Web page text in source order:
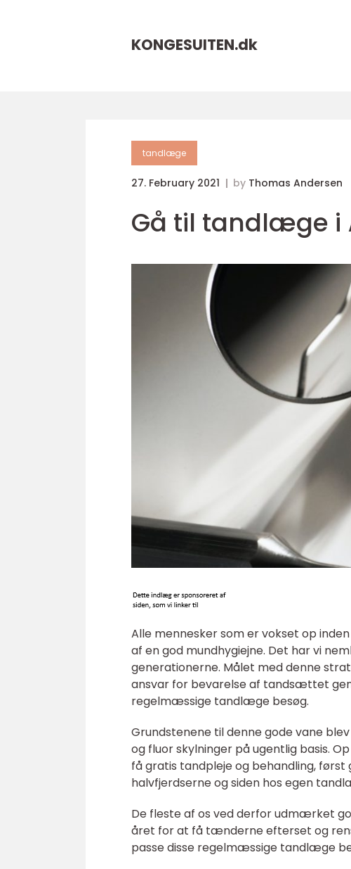
KONGESUITEN.dk
tandlæge
27. February 2021 by Thomas Andersen
Gå til tandlæge i
Alle mennesker som er vokset op
af en god mundhygiejne. Det har vi
generationerne. Målet med denne
ansvar for bevarelse af tandsættet
regelmæssige tandlæge besøg.
Grundstenene til denne gode vane
og fluor skylninger på ugentlig basis.
få gratis tandpleje og behandling,
halvfjerdserne og siden hos egen
De fleste af os ved derfor udmærket
året for at få tænderne efterset og
passe disse regelmæssige tandlæge